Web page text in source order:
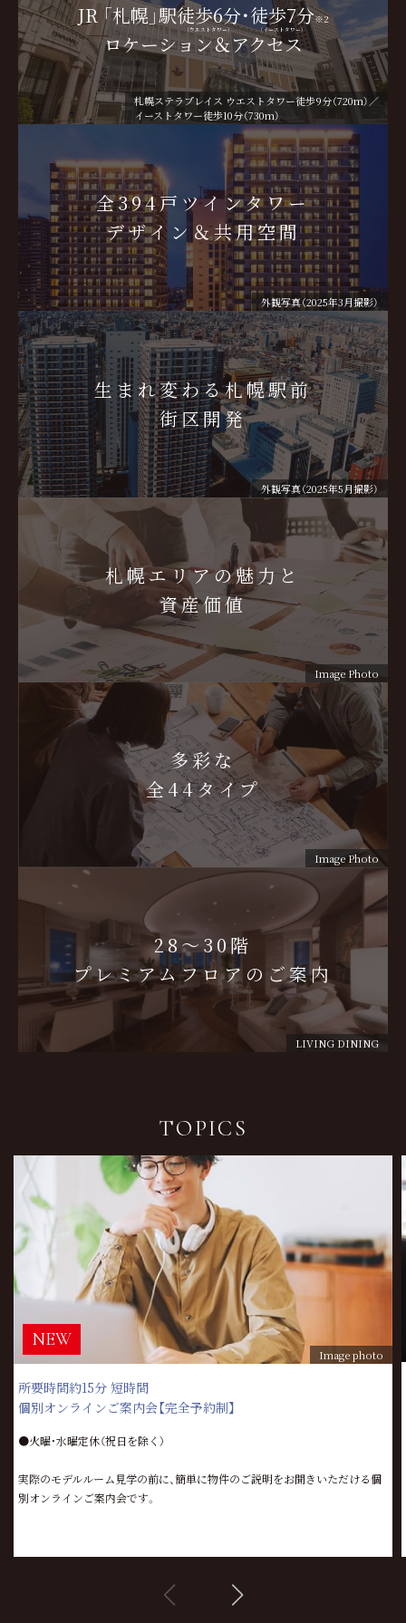
8月7日（金）～8月31日（月）
10:00～・13:00～・16:00～
個別オンラインご案内会【完全予約制】
8月7日（金）～8月31日（月）
10:00～・13:00～・16:00～
東京会場 個別ご案内会【完全予約制】
JR 「札幌」駅徒歩6分
（ウエストタワー）
・徒歩7分
（イーストタワー）
※2
ロケーション＆アクセス
札幌ステラプレイス ウエストタワー徒歩9分（720m）／
イーストタワー徒歩10分（730m）
全394戸ツインタワー
デザイン＆共用空間
外観写真（2025年3月撮影）
生まれ変わる札幌駅前
街区開発
外観写真（2025年5月撮影）
札幌エリアの魅力と
資産価値
Image Photo
多彩な
全44タイプ
Image Photo
28～30階
プレミアムフロアのご案内
LIVING DINING
TOPICS
Image photo
所要時間約15分 短時間
個別オンラインご案内会【完全予約制】
●火曜・水曜定休（祝日を除く）
実際のモデルルーム見学の前に、簡単に物件のご説明をお聞きいただける個
別オンラインご案内会です。